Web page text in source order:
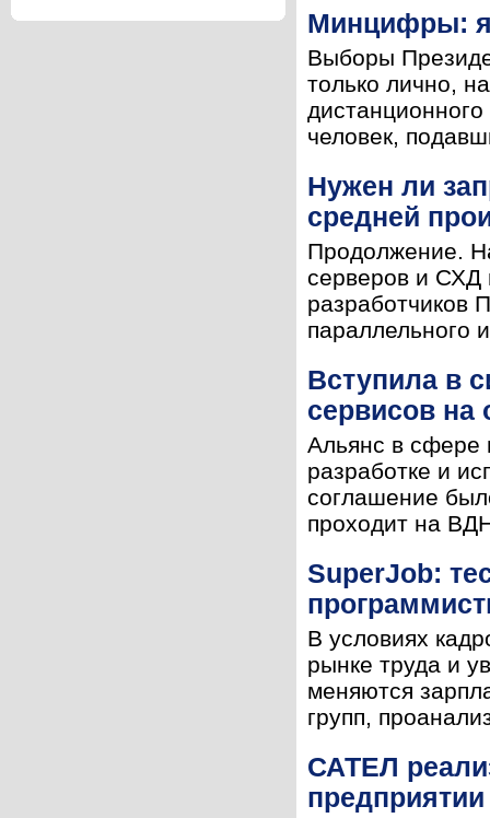
Минцифры:
Выборы
только лично,
человек,
Нужен ли
средней
Продолжение.
серверов и СХД
разработчиков
параллельного
Вступила в
сервисов на
Альянс в сфере
разработке и
соглашение
проходит на
SuperJob:
В условиях
рынке труда и
меняются
групп,
САТЕЛ